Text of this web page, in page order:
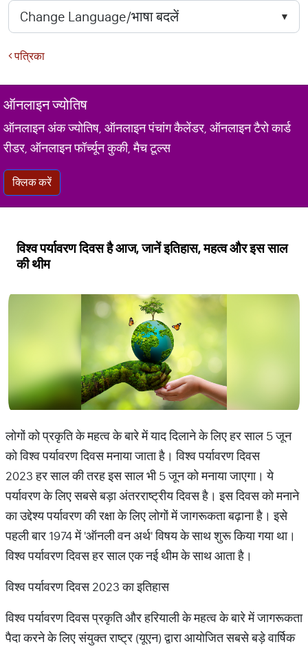
पत्रिका
ऑनलाइन ज्योतिष
ऑनलाइन अंक ज्योतिष, ऑनलाइन पंचांग कैलेंडर, ऑनलाइन टैरो कार्ड
रीडर, ऑनलाइन फॉर्च्यून कुकी, मैच टूल्स
क्लिक करें
विश्व पर्यावरण दिवस है आज, जानें इतिहास, महत्व और इस साल
की थीम
लोगों को प्रकृति के महत्व के बारे में याद दिलाने के लिए हर साल 5 जून
को विश्व पर्यावरण दिवस मनाया जाता है। विश्व पर्यावरण दिवस
2023 हर साल की तरह इस साल भी 5 जून को मनाया जाएगा। ये
पर्यावरण के लिए सबसे बड़ा अंतरराष्ट्रीय दिवस है। इस दिवस को मनाने
का उद्देश्य पर्यावरण की रक्षा के लिए लोगों में जागरूकता बढ़ाना है। इसे
पहली बार 1974 में 'ऑनली वन अर्थ' विषय के साथ शुरू किया गया था।
विश्व पर्यावरण दिवस हर साल एक नई थीम के साथ आता है।
विश्व पर्यावरण दिवस 2023 का इतिहास
विश्व पर्यावरण दिवस प्रकृति और हरियाली के महत्व के बारे में जागरूकता
पैदा करने के लिए संयुक्त राष्ट्र (यूएन) द्वारा आयोजित सबसे बड़े वार्षिक